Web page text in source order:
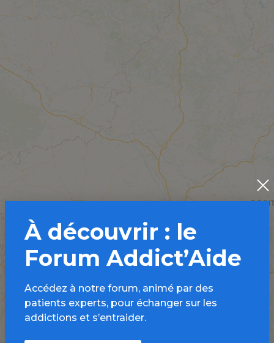
À découvrir : le
Forum Addict’Aide
Accédez à notre forum, animé par des
patients experts, pour échanger sur les
addictions et s’entraider.